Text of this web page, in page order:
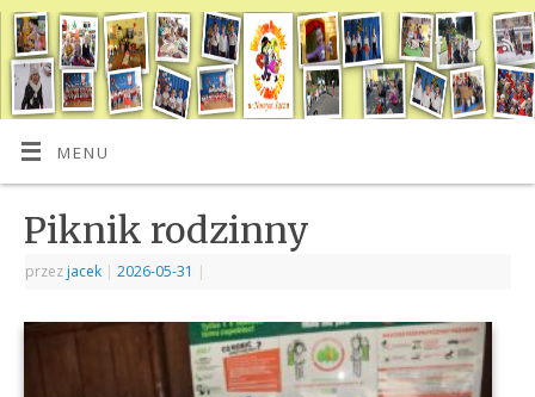
MENU
Piknik rodzinny
przez jacek | 2026-05-31 |